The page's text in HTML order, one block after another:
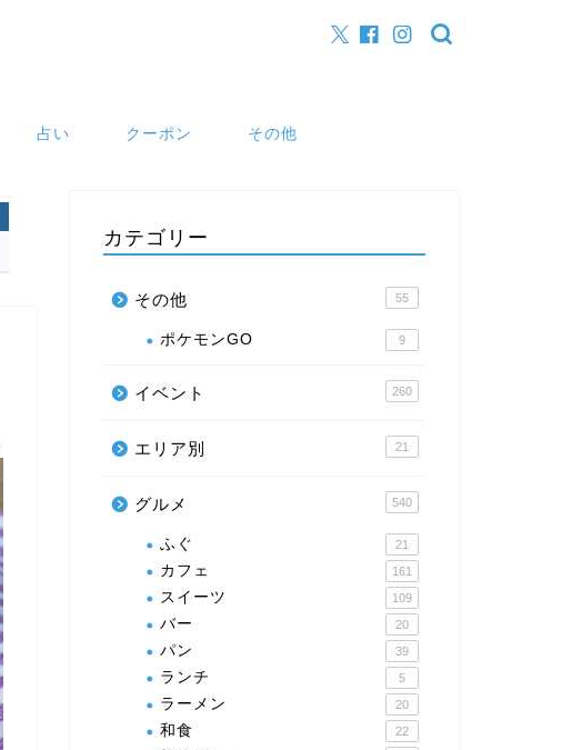
占い クーポン その他
カテゴリー
その他 55
ポケモンGO 9
イベント 260
エリア別 21
グルメ 540
ふぐ 21
カフェ 161
スイーツ 109
バー 20
パン 39
ランチ 5
ラーメン 20
和食 22